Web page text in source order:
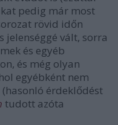
pedig már most
rövid időn
jelenséggé vált, sorra
és egyéb
és még olyan
egyébként nem
érdeklődést
tudott azóta